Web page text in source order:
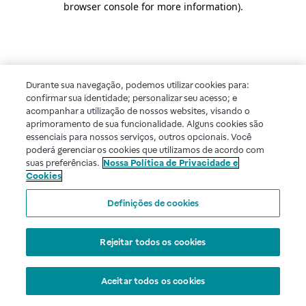
browser console for more information).
Durante sua navegação, podemos utilizar cookies para:
confirmar sua identidade; personalizar seu acesso; e
acompanhar a utilização de nossos websites, visando o
aprimoramento de sua funcionalidade. Alguns cookies são
essenciais para nossos serviços, outros opcionais. Você
poderá gerenciar os cookies que utilizamos de acordo com
suas preferências. Nossa Política de Privacidade e
Cookies
Definições de cookies
Rejeitar todos os cookies
Aceitar todos os cookies